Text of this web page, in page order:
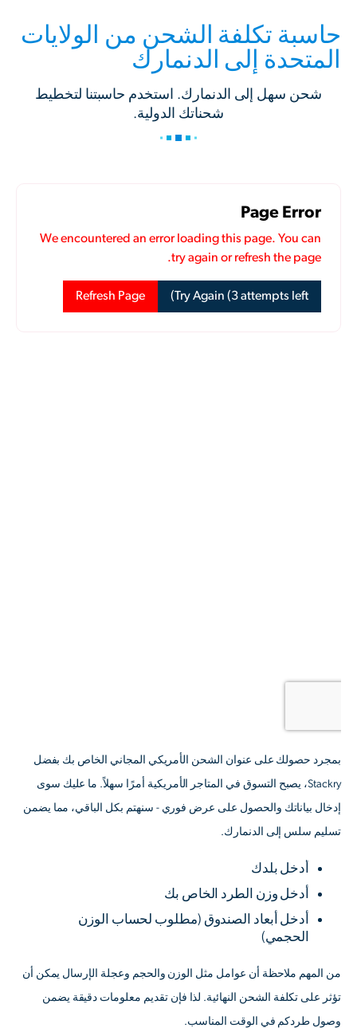
حاسبة تكلفة الشحن من الولايات
المتحدة إلى الدنمارك
شحن سهل إلى الدنمارك. استخدم حاسبتنا لتخطيط
شحناتك الدولية.
بمجرد حصولك على عنوان الشحن الأمريكي المجاني الخاص بك بفضل
Stackry، يصبح التسوق في المتاجر الأمريكية أمرًا سهلاً. ما عليك سوى
إدخال بياناتك والحصول على عرض فوري - سنهتم بكل الباقي، مما يضمن
تسليم سلس إلى الدنمارك.
أدخل بلدك
أدخل وزن الطرد الخاص بك
أدخل أبعاد الصندوق (مطلوب لحساب الوزن
الحجمي)
من المهم ملاحظة أن عوامل مثل الوزن والحجم وعجلة الإرسال يمكن أن
تؤثر على تكلفة الشحن النهائية. لذا فإن تقديم معلومات دقيقة يضمن
وصول طردكم في الوقت المناسب.